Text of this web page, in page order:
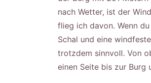
nach Wetter, ist der
flieg ich davon. Wenn
Schal und eine
trotzdem sinnvoll. Von
einen Seite bis zur Burg